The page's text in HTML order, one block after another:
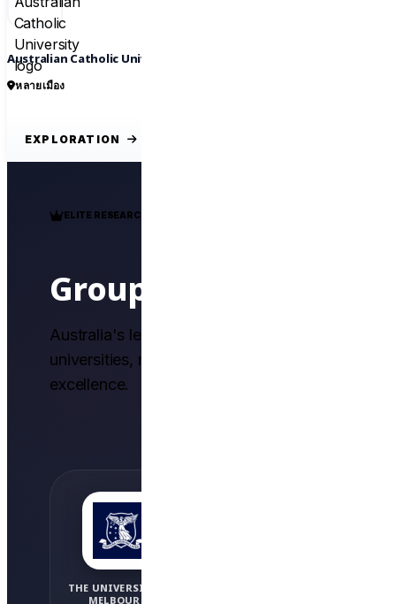
Australian Catholic University
หลายเมือง
EXPLORATION
ELITE RESEARCH ALLIANCE
Group of Eight
Australia's leading research-intensive
universities, recognized globally for
excellence.
THE UNIVERSITY OF
MELBOURNE